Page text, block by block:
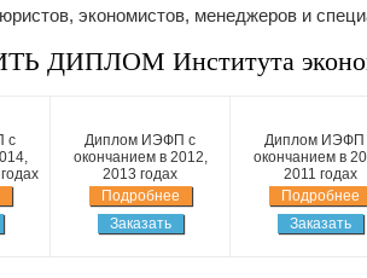
юристов, экономистов, менеджеров и
ДИПЛОМ Института
с
Диплом ИЭФП с
окончанием в 2012,
2013 годах
Подробнее
Заказать
Диплом ИЭФП
окончанием в
2011 годах
Подробнее
Заказать